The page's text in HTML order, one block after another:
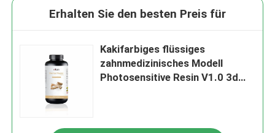
Erhalten Sie den besten Preis für
Kakifarbiges flüssiges
zahnmedizinisches Modell
Photosensitive Resin V1.0 3d